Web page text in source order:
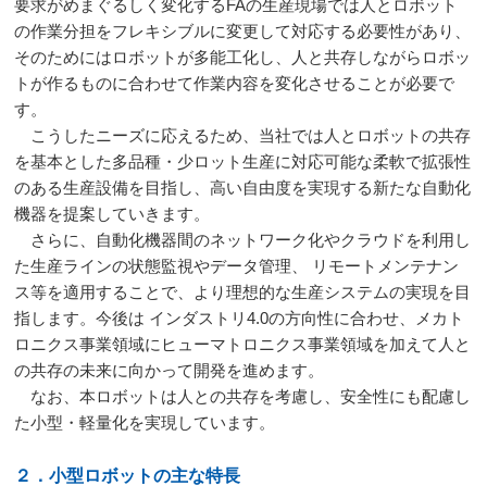
要求がめまぐるしく変化するFAの生産現場では人とロボット
の作業分担をフレキシブルに変更して対応する必要性があり、
そのためにはロボットが多能工化し、人と共存しながらロボッ
トが作るものに合わせて作業内容を変化させることが必要で
す。
こうしたニーズに応えるため、当社では人とロボットの共存
を基本とした多品種・少ロット生産に対応可能な柔軟で拡張性
のある生産設備を目指し、高い自由度を実現する新たな自動化
機器を提案していきます。
さらに、自動化機器間のネットワーク化やクラウドを利用し
た生産ラインの状態監視やデータ管理、 リモートメンテナン
ス等を適用することで、より理想的な生産システムの実現を目
指します。今後は インダストリ4.0の方向性に合わせ、メカト
ロニクス事業領域にヒューマトロニクス事業領域を加えて人と
の共存の未来に向かって開発を進めます。
なお、本ロボットは人との共存を考慮し、安全性にも配慮し
た小型・軽量化を実現しています。
２．小型ロボットの主な特長